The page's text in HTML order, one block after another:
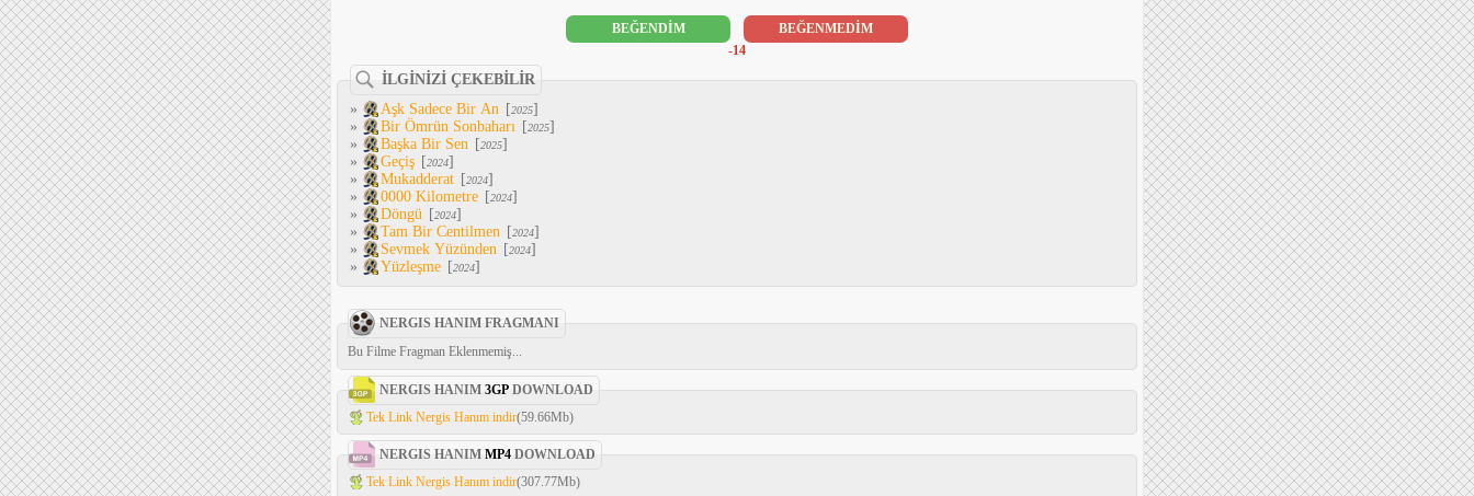
BEĞENDİM
BEĞENMEDİM
-14
İLGİNİZİ ÇEKEBİLİR
»
Aşk Sadece Bir An [2025]
»
Bir Ömrün Sonbaharı [2025]
»
Başka Bir Sen [2025]
»
Geçiş [2024]
»
Mukadderat [2024]
»
0000 Kilometre [2024]
»
Döngü [2024]
»
Tam Bir Centilmen [2024]
»
Sevmek Yüzünden [2024]
»
Yüzleşme [2024]
NERGIS HANIM FRAGMANI
Bu Filme Fragman Eklenmemiş...
NERGIS HANIM 3GP DOWNLOAD
Tek Link Nergis Hanım indir(59.66Mb)
NERGIS HANIM MP4 DOWNLOAD
Tek Link Nergis Hanım indir(307.77Mb)